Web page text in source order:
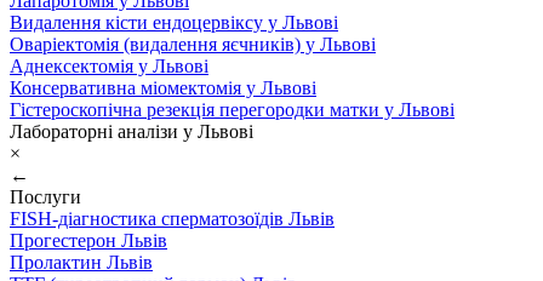
Видалення кісти ендоцервіксу у Львові
Оваріектомія (видалення яєчників) у Львові
Аднексектомія у Львові
Консервативна міомектомія у Львові
Гістероскопічна резекція перегородки матки у Львові
Лабораторні аналізи у Львові
×
←
Послуги
FISH-діагностика сперматозоїдів Львів
Прогестерон Львів
Пролактин Львів